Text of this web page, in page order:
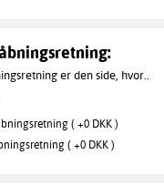
er den side, hvor..
( +0 DKK )
( +0 DKK )